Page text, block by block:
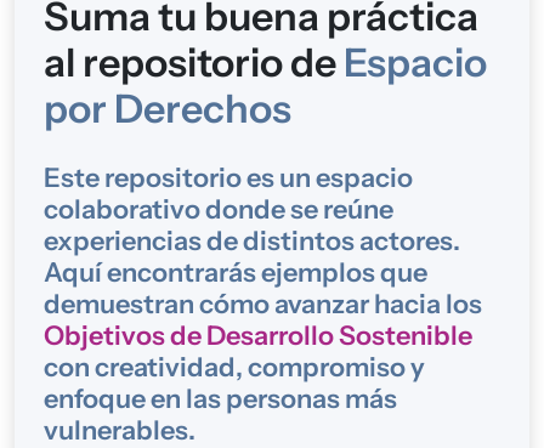
Suma tu buena práctica
al repositorio de Espacio
por Derechos
Este repositorio es un espacio
colaborativo donde se reúne
experiencias de distintos actores.
Aquí encontrarás ejemplos que
demuestran cómo avanzar hacia los
Objetivos de Desarrollo Sostenible
con creatividad, compromiso y
enfoque en las personas más
vulnerables.